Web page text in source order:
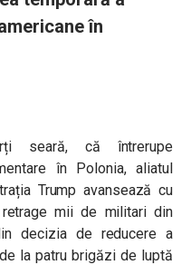
în
seară, că întrerupe
în Polonia, aliatul
Trump avansează cu
mii de militari din
decizia de reducere a
la patru brigăzi de luptă